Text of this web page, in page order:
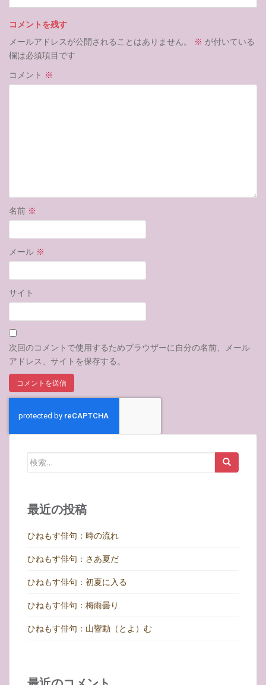
コメントを残す
メールアドレスが公開されることはありません。
※ が付いている
欄は必須項目です
コメント ※
名前 ※
メール ※
サイト
次回のコメントで使用するためブラウザーに自分の名前、メール
アドレス、サイトを保存する。
検
最近の投稿
ひねもす俳句：時の流れ
ひねもす俳句：さあ夏だ
ひねもす俳句：初夏に入る
ひねもす俳句：梅雨曇り
ひねもす俳句：山響動（とよ）む